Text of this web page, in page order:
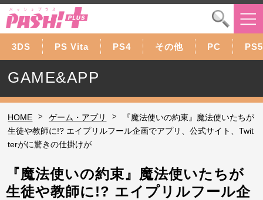
3DS PS Vita PS4 その他 PC PS5
GAME&APP
HOME > ゲーム・アプリ >
『魔法使いの約束』魔法使いたちが
⽣徒や教師に!? エイプリルフール企画でアプリ、公式サイト、Twit
terがに驚きの仕掛けが
『魔法使いの約束』魔法使いたちが
⽣徒や教師に!? エイプリルフール企